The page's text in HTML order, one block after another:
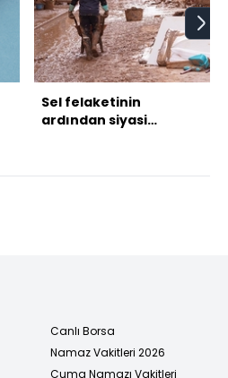
Sel felaketinin
ardından siyasi
Canlı Borsa
Namaz Vakitleri 2026
Cuma Namazı Vakitleri